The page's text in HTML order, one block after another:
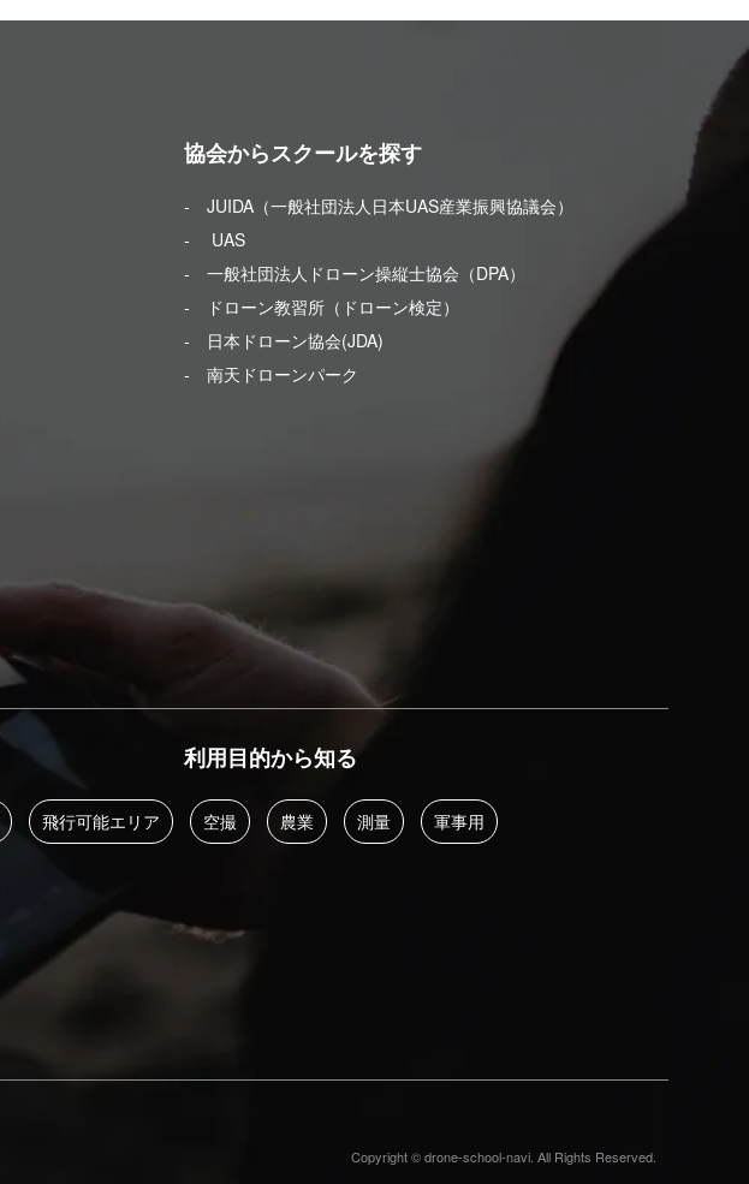
協会からスクールを探す
- JUIDA（一般社団法人日本UAS産業振興協議会）
- UAS
- 一般社団法人ドローン操縦士協会（DPA）
- ドローン教習所（ドローン検定）
- 日本ドローン協会(JDA)
- 南天ドローンパーク
飛行可能エリア
利用目的から知る
空撮 農業 測量 軍事用
Copyright © drone-school-navi. All Rights Reserved.